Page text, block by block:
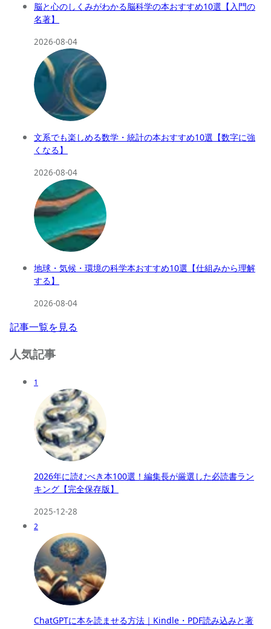
脳と心のしくみがわかる脳科学の本おすすめ10選【入門の
名著】
2026-08-04
文系でも楽しめる数学・統計の本おすすめ10選【数字に強
くなる】
2026-08-04
地球・気候・環境の科学本おすすめ10選【仕組みから理解
する】
2026-08-04
記事一覧を見る
人気記事
1
2026年に読むべき本100選！編集長が厳選した必読書ラン
キング【完全保存版】
2025-12-28
2
ChatGPTに本を読ませる方法｜Kindle・PDF読み込みと著